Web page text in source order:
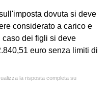
dovuta si deve
considerato a carico e
dei figli si deve
euro senza limiti di
la risposta completa su